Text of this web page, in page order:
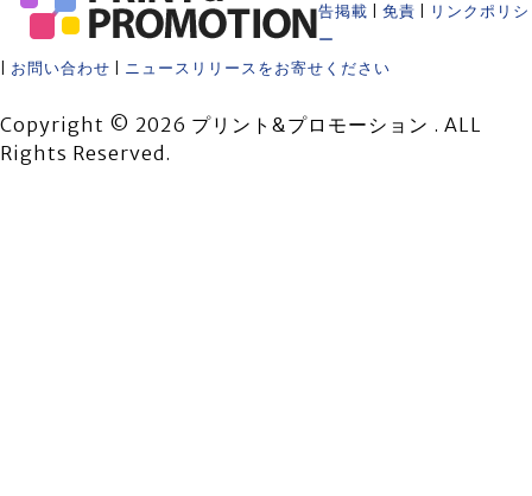
告掲載
免責
リンクポリシ
ー
お問い合わせ ニュースリリースをお寄せください
Copyright © 2026 プリント&プロモーション . ALL
Rights Reserved.